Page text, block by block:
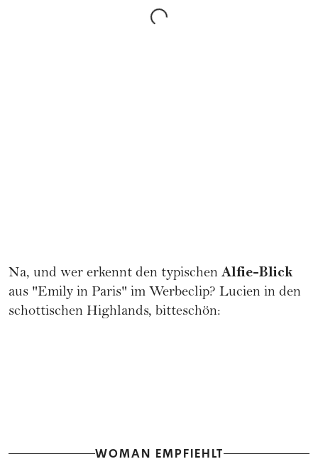
Na, und wer erkennt den typischen Alfie-Blick
aus "Emily in Paris" im Werbeclip? Lucien in den
schottischen Highlands, bitteschön:
WOMAN EMPFIEHLT